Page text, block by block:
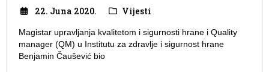
22. Juna 2020. Vijesti
Magistar upravljanja kvalitetom i sigurnosti hrane i Quality
manager (QM) u Institutu za zdravlje i sigurnost hrane
Benjamin Čaušević bio